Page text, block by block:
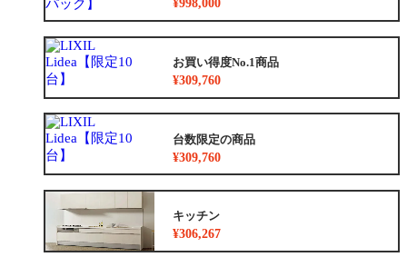
¥998,000
お買い得度No.1商品
¥309,760
台数限定の商品
¥309,760
キッチン
¥306,267